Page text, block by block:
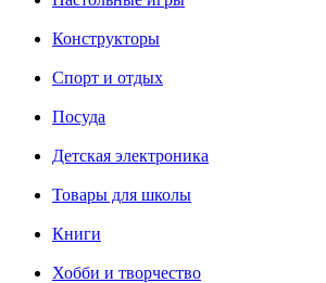
Конструкторы
Спорт и отдых
Посуда
Детская электроника
Товары для школы
Книги
Хобби и творчество